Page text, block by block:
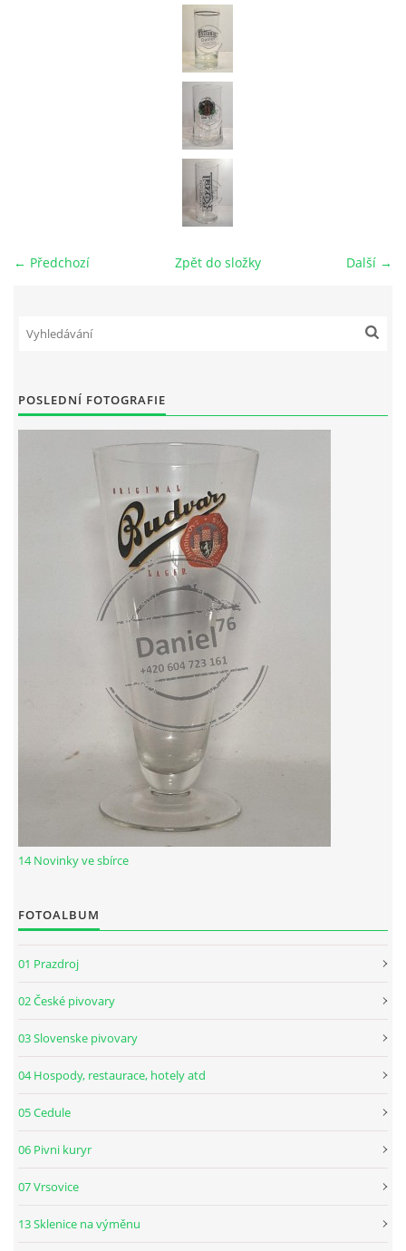
← Předchozí Další →
Zpět do složky
POSLEDNÍ FOTOGRAFIE
14 Novinky ve sbírce
FOTOALBUM
01 Prazdroj
02 České pivovary
03 Slovenske pivovary
04 Hospody, restaurace, hotely atd
05 Cedule
06 Pivni kuryr
07 Vrsovice
13 Sklenice na výměnu